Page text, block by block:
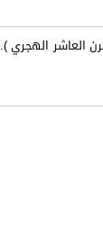
العاشر الهجري ).